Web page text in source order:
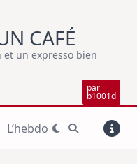
CAFÉ
et un expresso bien
par
b1001d
L’hebdo